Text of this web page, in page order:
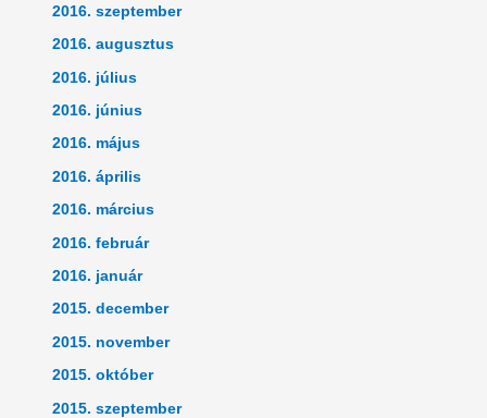
2016. szeptember
2016. augusztus
2016. július
2016. június
2016. május
2016. április
2016. március
2016. február
2016. január
2015. december
2015. november
2015. október
2015. szeptember